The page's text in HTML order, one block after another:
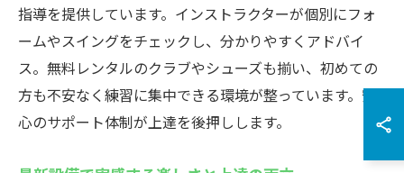
指導を提供しています。インストラクターが個別にフォ
ームやスイングをチェックし、分かりやすくアドバイ
ス。無料レンタルのクラブやシューズも揃い、初めての
方も不安なく練習に集中できる環境が整っています。安
心のサポート体制が上達を後押しします。